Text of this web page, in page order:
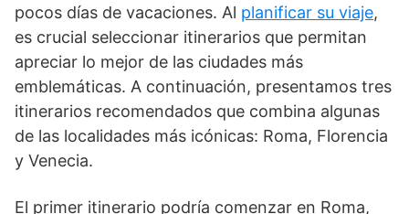
pocos días de vacaciones. Al planificar su viaje,
es crucial seleccionar itinerarios que permitan
apreciar lo mejor de las ciudades más
emblemáticas. A continuación, presentamos tres
itinerarios recomendados que combina algunas
de las localidades más icónicas: Roma, Florencia
y Venecia.
El primer itinerario podría comenzar en Roma,